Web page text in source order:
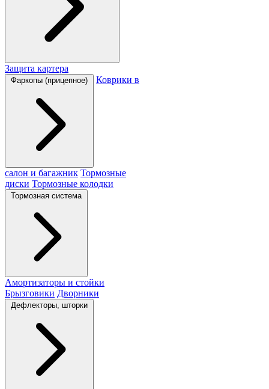
Защита картера
Фаркопы (прицепное) Коврики в
салон и багажник Тормозные
диски Тормозные колодки
Тормозная система
Амортизаторы и стойки
Брызговики Дворники
Дефлекторы, шторки